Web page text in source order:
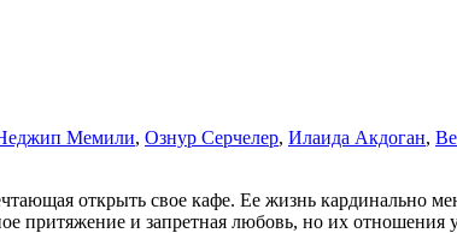
Мемили, Ознур Серчелер, Илаида Акдоган,
открыть свое кафе. Ее жизнь кардинально
притяжение и запретная любовь, но их